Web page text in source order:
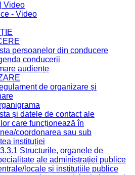
Video
- Video
persoanelor din conducere
conducerii
audiențe
de organizare și
și datele de contact ale
care funcționează în
coordonarea sau sub
instituției
Structurile, organele de
ale administrației publice
locale și instituțiile publice